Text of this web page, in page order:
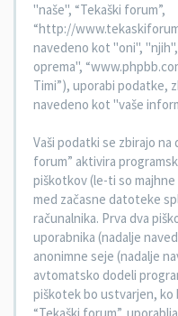
"naše", “Tekaški forum”,
“http://
navedeno kot "oni",
oprema",
Timi”), uporabi podatke,
navedeno kot "vaše
Vaši podatki se zbirajo na
forum” aktivira
piškotkov (le-ti so
med začasne datoteke
računalnika. Prva dva
uporabnika (nadalje
anonimne seje (nadalje
avtomatsko dodeli
piškotek bo ustvarjen,